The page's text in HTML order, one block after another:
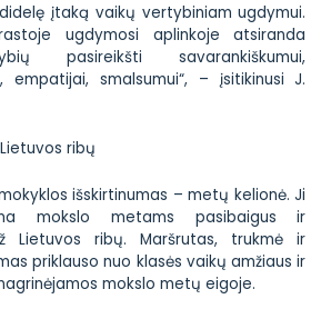
įtaką vaikų vertybiniam ugdymui.
ugdymosi aplinkoje atsiranda
pasireikšti savarankiškumui,
empatijai, smalsumui“, – įsitikinusi J.
ribų
išskirtinumas – metų kelionė. Ji
mokslo metams pasibaigus ir
Lietuvos ribų. Maršrutas, trukmė ir
priklauso nuo klasės vaikų amžiaus ir
mokslo metų eigoje.